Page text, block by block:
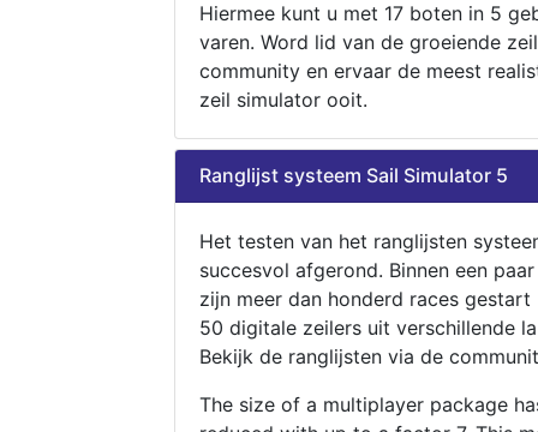
Hiermee kunt u met 17 boten in 5
varen. Word lid van de groeiende zeil
community en ervaar de meest
zeil simulator ooit.
Ranglijst systeem Sail Simulator 5
Het testen van het ranglijsten
succesvol afgerond. Binnen een
zijn meer dan honderd races gestart
50 digitale zeilers uit verschillende
Bekijk de ranglijsten via de
The size of a multiplayer package